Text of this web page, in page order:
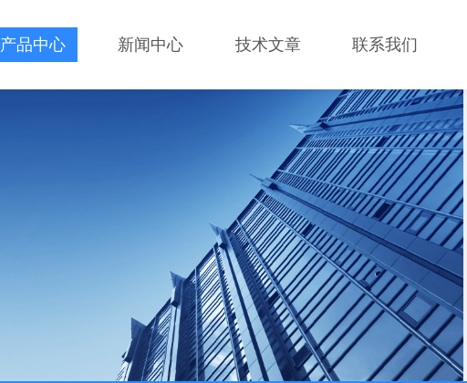
产品中心 新闻中心 技术文章 联系我们